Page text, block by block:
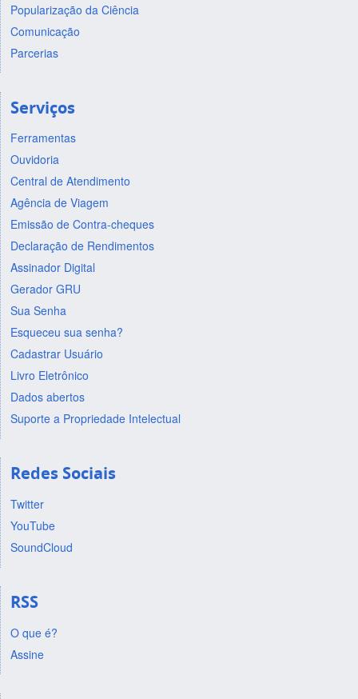
Popularização da Ciência
Comunicação
Parcerias
Serviços
Ferramentas
Ouvidoria
Central de Atendimento
Agência de Viagem
Emissão de Contra-cheques
Declaração de Rendimentos
Assinador Digital
Gerador GRU
Sua Senha
Esqueceu sua senha?
Cadastrar Usuário
Livro Eletrônico
Dados abertos
Suporte a Propriedade Intelectual
Redes Sociais
Twitter
YouTube
SoundCloud
RSS
O que é?
Assine